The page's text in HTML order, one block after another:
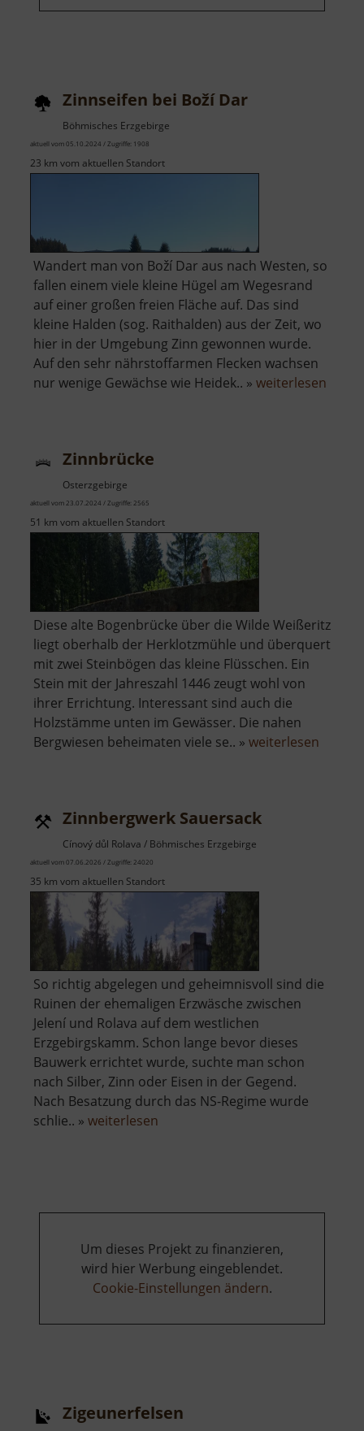
Zinnseifen bei Boží Dar
Böhmisches Erzgebirge
aktuell vom 05.10.2024 / Zugriffe: 1908
23 km vom aktuellen Standort
Wandert man von Boží Dar aus nach Westen, so
fallen einem viele kleine Hügel am Wegesrand
auf einer großen freien Fläche auf. Das sind
kleine Halden (sog. Raithalden) aus der Zeit, wo
hier in der Umgebung Zinn gewonnen wurde.
Auf den sehr nährstoffarmen Flecken wachsen
nur wenige Gewächse wie Heidek.. » weiterlesen
Zinnbrücke
Osterzgebirge
aktuell vom 23.07.2024 / Zugriffe: 2565
51 km vom aktuellen Standort
Diese alte Bogenbrücke über die Wilde Weißeritz
liegt oberhalb der Herklotzmühle und überquert
mit zwei Steinbögen das kleine Flüsschen. Ein
Stein mit der Jahreszahl 1446 zeugt wohl von
ihrer Errichtung. Interessant sind auch die
Holzstämme unten im Gewässer. Die nahen
Bergwiesen beheimaten viele se.. » weiterlesen
Zinnbergwerk Sauersack
Cínový důl Rolava / Böhmisches Erzgebirge
aktuell vom 07.06.2026 / Zugriffe: 24020
35 km vom aktuellen Standort
So richtig abgelegen und geheimnisvoll sind die
Ruinen der ehemaligen Erzwäsche zwischen
Jelení und Rolava auf dem westlichen
Erzgebirgskamm. Schon lange bevor dieses
Bauwerk errichtet wurde, suchte man schon
nach Silber, Zinn oder Eisen in der Gegend.
Nach Besatzung durch das NS-Regime wurde
schlie.. » weiterlesen
Um dieses Projekt zu finanzieren,
wird hier Werbung eingeblendet.
Cookie-Einstellungen ändern.
Zigeunerfelsen